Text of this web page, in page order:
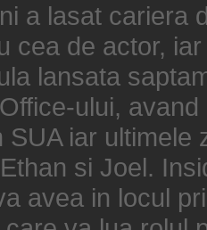
a lasat cariera
cea de actor,
lansata
ului,
SUA iar
si Joel.
avea in locul